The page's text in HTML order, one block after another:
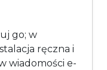
go; w
ręczna i
wiadomości e-